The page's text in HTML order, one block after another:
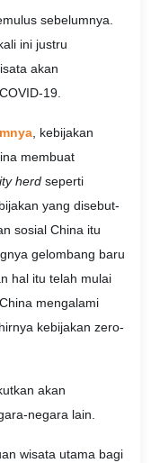
sebelumnya.
ini justru
akan
19.
, kebijakan
membuat
herd seperti
yang disebut-
sosial China itu
gelombang baru
hal itu telah mulai
mengalami
kebijakan zero-
akan
negara lain.
wisata utama bagi